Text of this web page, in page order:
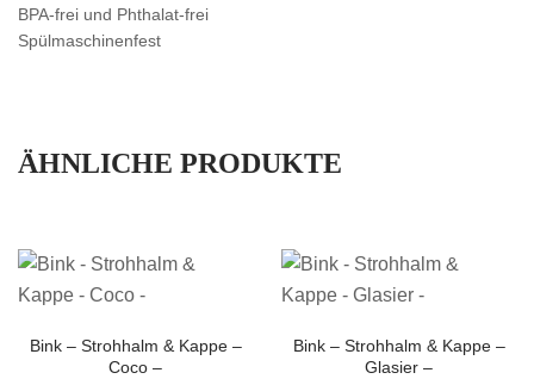
BPA-frei und Phthalat-frei
Spülmaschinenfest
ÄHNLICHE PRODUKTE
Bink – Strohhalm & Kappe –
Coco –
Bink – Strohhalm & Kappe –
Glasier –